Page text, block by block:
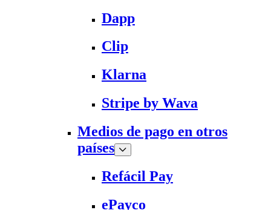
Dapp
Clip
Klarna
Stripe by Wava
Medios de pago en otros
países
Refácil Pay
ePayco